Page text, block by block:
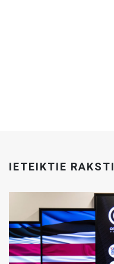
IETEIKTIE RAKSTI